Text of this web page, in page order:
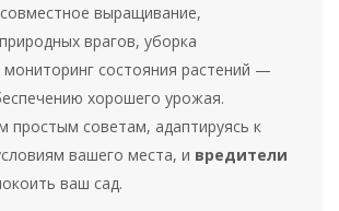
выращивание,
врагов, уборка
мониторинг состояния растений —
хорошего урожая.
простым советам, адаптируясь к
вашего места, и вредители
ваш сад.